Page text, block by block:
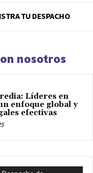
TU DESPACHO
nosotros
Líderes en
enfoque global y
efectivas